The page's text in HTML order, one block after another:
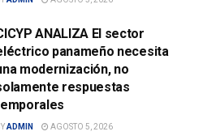
ANALIZA El sector
panameño necesita
modernización, no
respuestas
ADMIN AGOSTO 5, 2026